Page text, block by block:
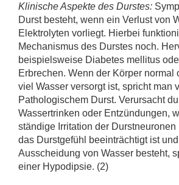
Klinische Aspekte des Durstes:
Durst besteht, wenn ein Verlust von
Elektrolyten vorliegt. Hierbei
Mechanismus des Durstes noch.
beispielsweise Diabetes mellitus
Erbrechen. Wenn der Körper normal
viel Wasser versorgt ist, spricht man
Pathologischem Durst. Verursacht
Wassertrinken oder Entzündungen,
ständige Irritation der
das Durstgefühl beeinträchtigt ist
Ausscheidung von Wasser besteht,
einer Hypodipsie. (2)